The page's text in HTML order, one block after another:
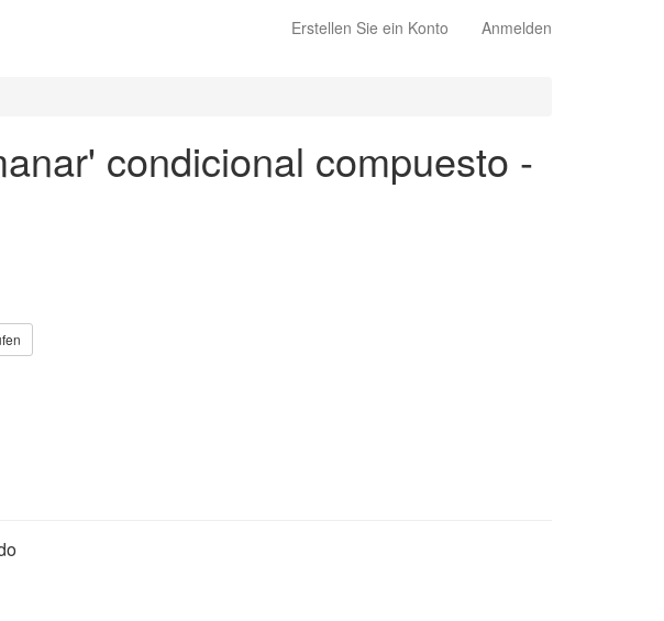
Erstellen Sie ein Konto Anmelden
condicional compuesto -